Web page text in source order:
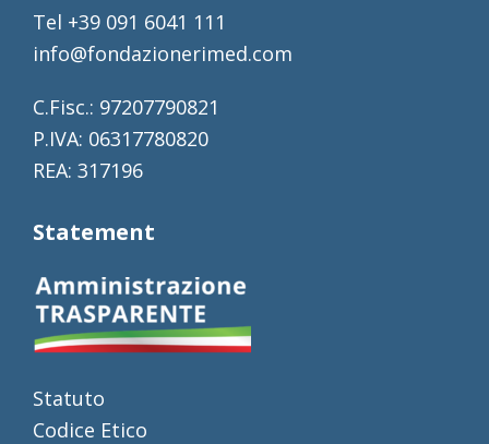
Tel +39 091 6041 111
info@fondazionerimed.com
C.Fisc.: 97207790821
P.IVA: 06317780820
REA: 317196
Statement
Statuto
Codice Etico